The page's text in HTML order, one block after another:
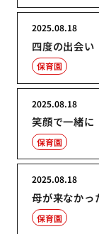
四度の出会い
2025.08.18
保育園
笑顔で一緒に
2025.08.18
保育園
母が来なかっ
2025.08.18
保育園